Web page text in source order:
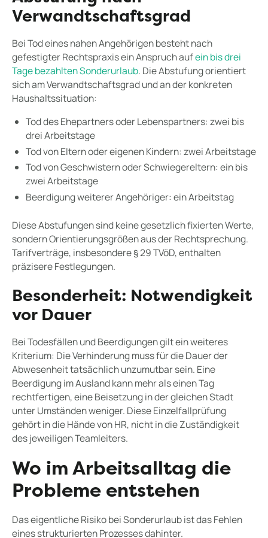
Verwandtschaftsgrad
Bei Tod eines nahen Angehörigen besteht nach
gefestigter Rechtspraxis ein Anspruch aufein bis drei
Tage bezahlten Sonderurlaub. Die Abstufung orientiert
sich am Verwandtschaftsgrad und an der konkreten
Haushaltssituation:
Tod des Ehepartners oder Lebenspartners: zwei bis
drei Arbeitstage
Tod von Eltern oder eigenen Kindern: zwei Arbeitstage
Tod von Geschwistern oder Schwiegereltern: ein bis
zwei Arbeitstage
Beerdigung weiterer Angehöriger: ein Arbeitstag
Diese Abstufungen sind keine gesetzlich fixierten Werte,
sondern Orientierungsgrößen aus der Rechtsprechung.
Tarifverträge, insbesondere § 29 TVöD, enthalten
präzisere Festlegungen.
Besonderheit: Notwendigkeit
vor Dauer
Bei Todesfällen und Beerdigungen gilt ein weiteres
Kriterium: Die Verhinderung muss für die Dauer der
Abwesenheit tatsächlich unzumutbar sein. Eine
Beerdigung im Ausland kann mehr als einen Tag
rechtfertigen, eine Beisetzung in der gleichen Stadt
unter Umständen weniger. Diese Einzelfallprüfung
gehört in die Hände von HR, nicht in die Zuständigkeit
des jeweiligen Teamleiters.
Wo im Arbeitsalltag die
Probleme entstehen
Das eigentliche Risiko bei Sonderurlaub ist das Fehlen
eines strukturierten Prozesses dahinter.